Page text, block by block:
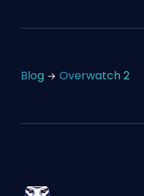
Blog Overwatch 2